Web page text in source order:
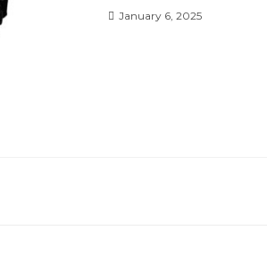
January 6, 2025